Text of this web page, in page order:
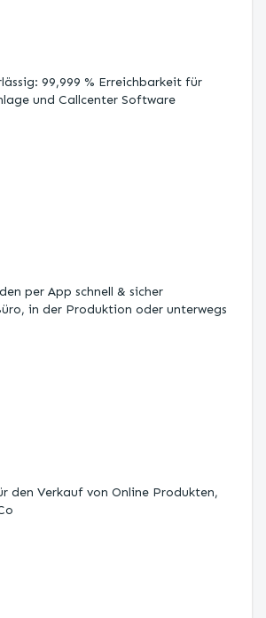
99,999 % Erreichbarkeit für
und Callcenter Software
per App schnell & sicher
in der Produktion oder unterwegs
den Verkauf von Online Produkten,